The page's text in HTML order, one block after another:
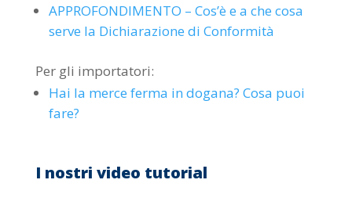
APPROFONDIMENTO – Cos’è e a che cosa
serve la Dichiarazione di Conformità
Per gli importatori:
Hai la merce ferma in dogana? Cosa puoi
fare?
I nostri video tutorial